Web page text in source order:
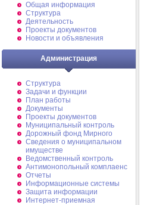
Общая информация
Структура
Деятельность
Проекты документов
Новости и объявления
Администрация
Структура
Задачи и функции
План работы
Документы
Проекты документов
Муниципальный контроль
Дорожный фонд Мирного
Cведения о муниципальном
имуществе
Ведомственный контроль
Антимонопольный комплаенс
Отчеты
Информационные системы
Защита информации
Интернет-приемная